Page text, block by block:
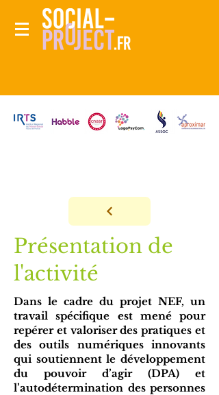
Présentation de
l'activité
Dans le cadre du projet NEF, un
travail spécifique est mené pour
repérer et valoriser des pratiques et
des outils numériques innovants
qui soutiennent le développement
du pouvoir d’agir (DPA) et
l’autodétermination des personnes